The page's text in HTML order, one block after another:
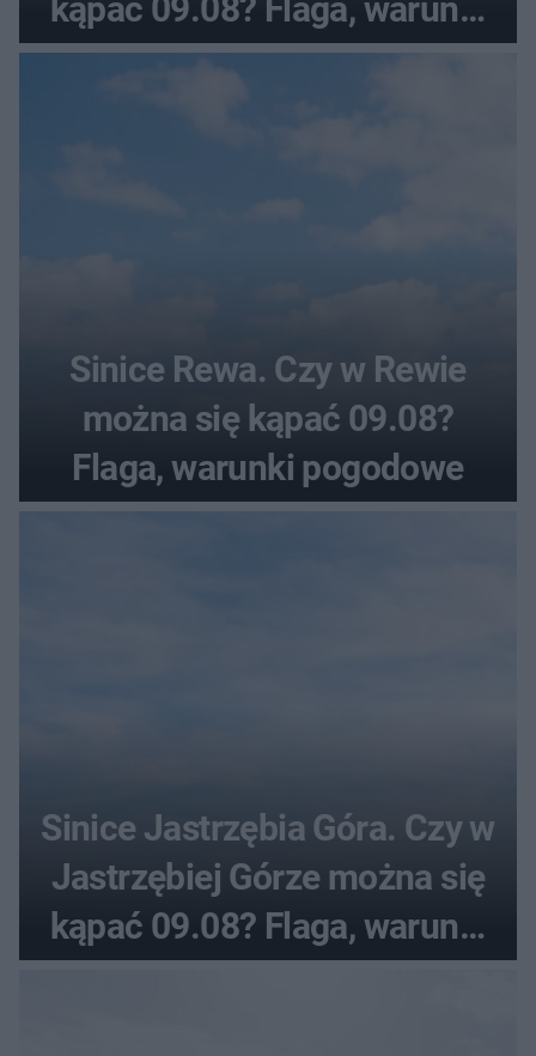
kąpać 09.08? Flaga, warunki
pogodowe
Sinice Rewa. Czy w Rewie
można się kąpać 09.08?
Flaga, warunki pogodowe
Sinice Jastrzębia Góra. Czy w
Jastrzębiej Górze można się
kąpać 09.08? Flaga, warunki
pogodowe